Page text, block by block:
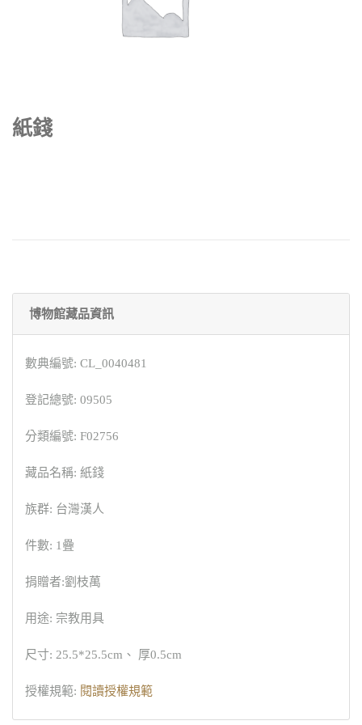
紙錢
博物館藏品資訊
數典編號: CL_0040481
登記總號: 09505
分類編號: F02756
藏品名稱: 紙錢
族群: 台灣漢人
件數: 1疊
捐贈者:劉枝萬
用途: 宗教用具
尺寸: 25.5*25.5cm、 厚0.5cm
授權規範: 閱讀授權規範